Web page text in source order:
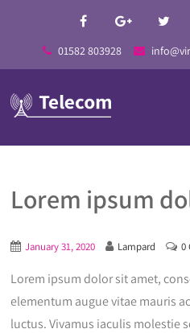
01582 803928
Lorem ipsum
January 31, 2020 Lampard 0
Lorem ipsum dolor sit amet,
elementum augue vitae mauris
luctus. Vivamus iaculis molestie